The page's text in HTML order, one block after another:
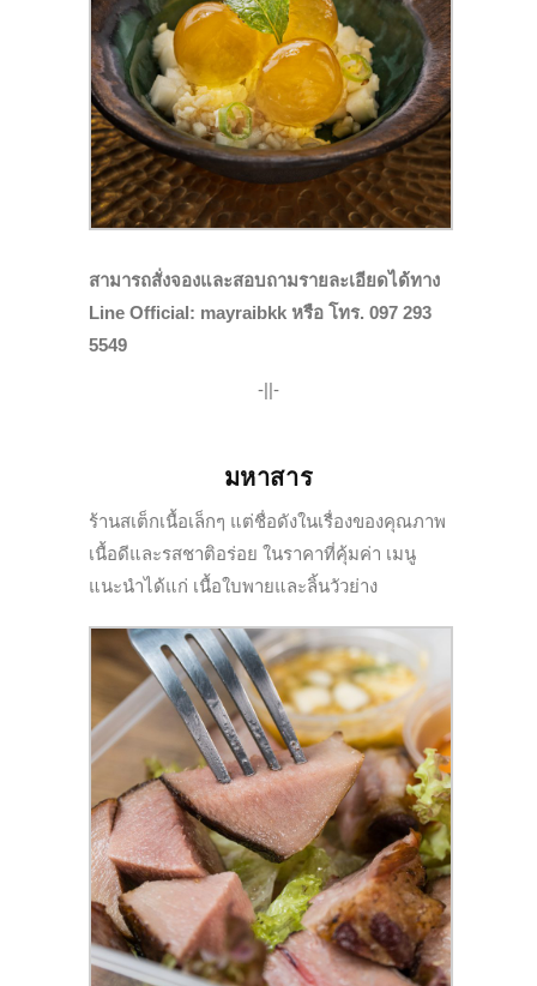
สามารถสั่งจองและสอบถามรายละเอียดได้ทาง
Line Official: mayraibkk หรือ โทร. 097 293
5549
-||-
มหาสาร
ร้านสเต็กเนื้อเล็กๆ แต่ชื่อดังในเรื่องของคุณภาพ
เนื้อดีและรสชาติอร่อย ในราคาที่คุ้มค่า เมนู
แนะนำได้แก่ เนื้อใบพายและลิ้นวัวย่าง